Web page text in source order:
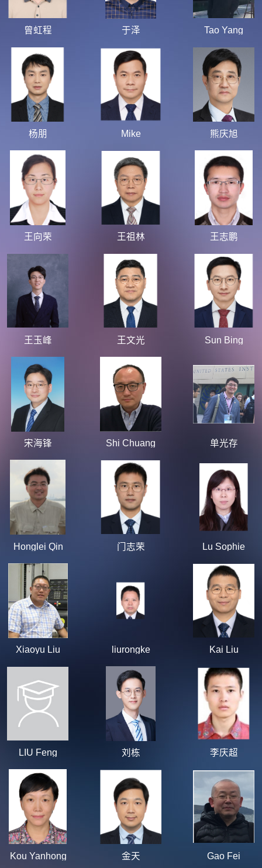
曾虹程 于泽 Tao Yang
杨朋 Mike 熊庆旭
王向荣 王祖林 王志鹏
王玉峰 王文光 Sun Bing
宋海锋 Shi Chuang 单光存
Honglei Qin 门志荣 Lu Sophie
Xiaoyu Liu liurongke Kai Liu
LIU Feng 刘栋 李庆超
Kou Yanhong 金天 Gao Fei